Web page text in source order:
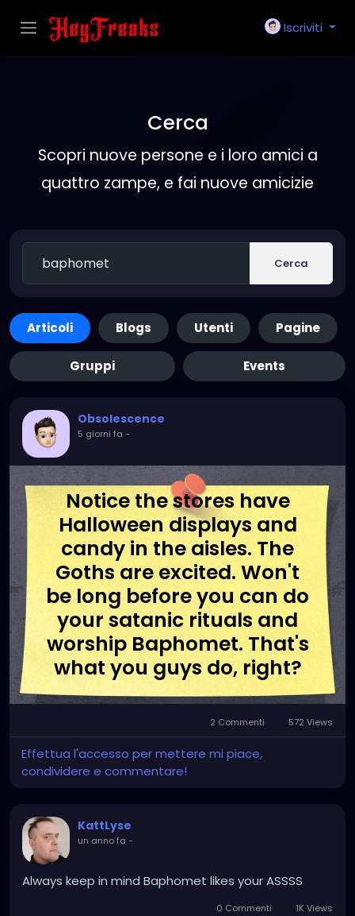
Iscriviti
Cerca
Scopri nuove persone e i loro amici a
quattro zampe, e fai nuove amicizie
Cerca
Articoli Blogs Utenti Pagine
Gruppi Events
Obsolescence
5 giorni fa -
Notice the stores have
Halloween displays and
candy in the aisles. The
Goths are excited. Won't
be long before you can do
your satanic rituals and
worship Baphomet. That's
what you guys do, right?
2 Commenti 572 Views
Effettua l'accesso per mettere mi piace,
condividere e commentare!
KattLyse
un anno fa -
Always keep in mind Baphomet likes your ASSSS
0 Commenti 1K Views